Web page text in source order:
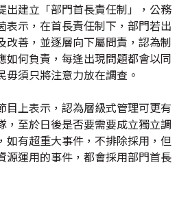
出建立「部門首長責任制」，公務
表示，在首長責任制下，部門若出
改善，並逐層向下屬問責，認為制
如何負責，每逢出現問題都會以同
毋須只將注意力放在調查。
目上表示，認為層級式管理可更有
，至於日後是否要需要成立獨立調
如有超重大事件，不排除採用，但
源運用的事件，都會採用部門首長